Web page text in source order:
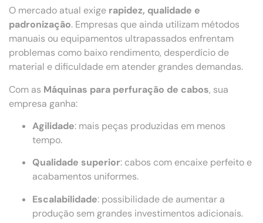
O mercado atual exige rapidez, qualidade e
padronização. Empresas que ainda utilizam métodos
manuais ou equipamentos ultrapassados enfrentam
problemas como baixo rendimento, desperdício de
material e dificuldade em atender grandes demandas.
Com as Máquinas para perfuração de cabos, sua
empresa ganha:
Agilidade: mais peças produzidas em menos
tempo.
Qualidade superior: cabos com encaixe perfeito e
acabamentos uniformes.
Escalabilidade: possibilidade de aumentar a
produção sem grandes investimentos adicionais.